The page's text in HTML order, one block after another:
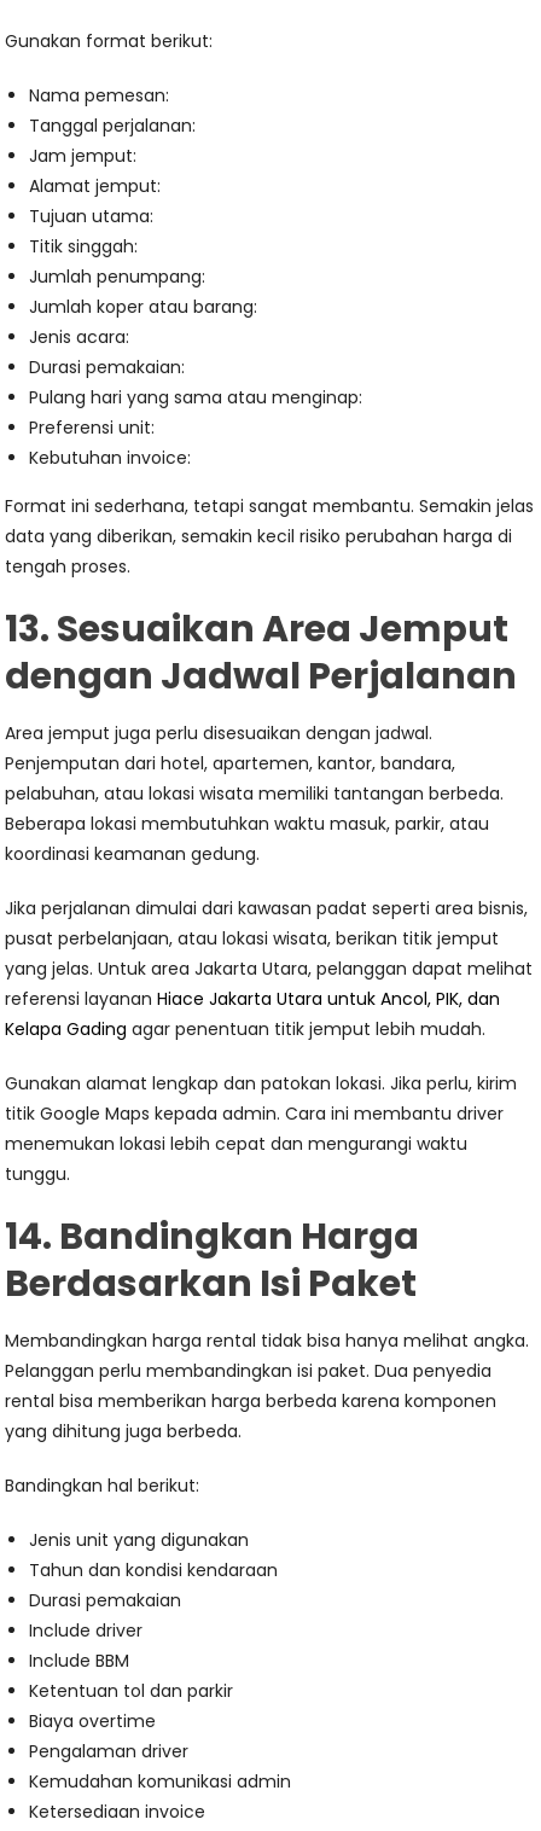
Gunakan format berikut:
Nama pemesan:
Tanggal perjalanan:
Jam jemput:
Alamat jemput:
Tujuan utama:
Titik singgah:
Jumlah penumpang:
Jumlah koper atau barang:
Jenis acara:
Durasi pemakaian:
Pulang hari yang sama atau menginap:
Preferensi unit:
Kebutuhan invoice:
Format ini sederhana, tetapi sangat membantu. Semakin jelas
data yang diberikan, semakin kecil risiko perubahan harga di
tengah proses.
13. Sesuaikan Area Jemput
dengan Jadwal Perjalanan
Area jemput juga perlu disesuaikan dengan jadwal.
Penjemputan dari hotel, apartemen, kantor, bandara,
pelabuhan, atau lokasi wisata memiliki tantangan berbeda.
Beberapa lokasi membutuhkan waktu masuk, parkir, atau
koordinasi keamanan gedung.
Jika perjalanan dimulai dari kawasan padat seperti area bisnis,
pusat perbelanjaan, atau lokasi wisata, berikan titik jemput
yang jelas. Untuk area Jakarta Utara, pelanggan dapat melihat
referensi layananHiace Jakarta Utara untuk Ancol, PIK, dan
Kelapa Gading agar penentuan titik jemput lebih mudah.
Gunakan alamat lengkap dan patokan lokasi. Jika perlu, kirim
titik Google Maps kepada admin. Cara ini membantu driver
menemukan lokasi lebih cepat dan mengurangi waktu
tunggu.
14. Bandingkan Harga
Berdasarkan Isi Paket
Membandingkan harga rental tidak bisa hanya melihat angka.
Pelanggan perlu membandingkan isi paket. Dua penyedia
rental bisa memberikan harga berbeda karena komponen
yang dihitung juga berbeda.
Bandingkan hal berikut:
Jenis unit yang digunakan
Tahun dan kondisi kendaraan
Durasi pemakaian
Include driver
Include BBM
Ketentuan tol dan parkir
Biaya overtime
Pengalaman driver
Kemudahan komunikasi admin
Ketersediaan invoice